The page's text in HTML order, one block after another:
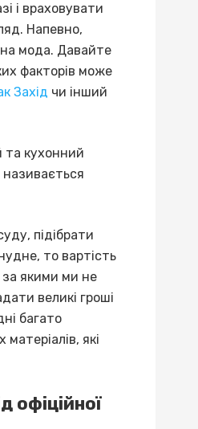
і враховувати
Напевно,
мода. Давайте
факторів може
Захід чи інший
та кухонний
називається
підібрати
то вартість
за якими ми не
великі гроші
багато
які
офіційної